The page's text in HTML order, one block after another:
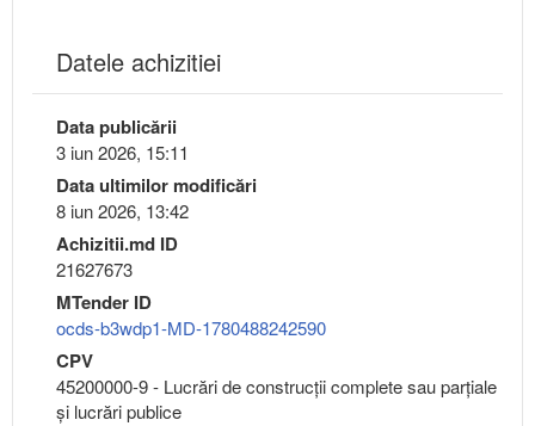
Datele achizitiei
Data publicării
3 iun 2026, 15:11
Data ultimilor modificări
8 iun 2026, 13:42
Achizitii.md ID
21627673
MTender ID
ocds-b3wdp1-MD-1780488242590
CPV
45200000-9 - Lucrări de construcţii complete sau parţiale
şi lucrări publice